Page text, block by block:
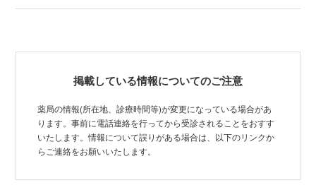
掲載している情報についてのご注意
薬局の情報(所在地、診療時間等)が変更になっている場合があ
ります。事前に電話連絡を行ってから受診されることをおすす
いたします。情報について誤りがある場合は、以下のリンクか
らご連絡をお願いいたします。